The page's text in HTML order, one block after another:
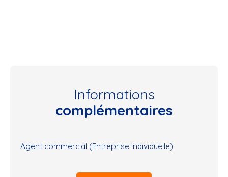
Informations
complémentaires
Agent commercial (Entreprise individuelle)